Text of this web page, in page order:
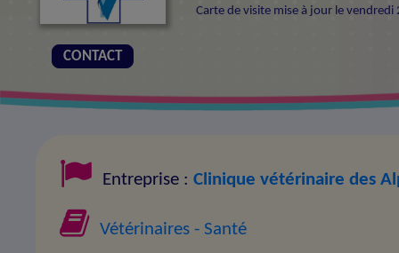
Carte de visite mise à jour le
CONTACT
Entreprise : Clinique vétérinaire des
Vétérinaires - Santé